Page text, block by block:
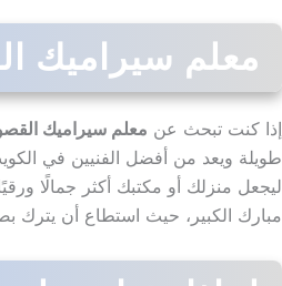
معلم سيراميك
إذا كنت تبحث عن معلم سيراميك
طويلة ويعد من أفضل الفنيين في
ليجعل منزلك أو مكتبك أكثر جمالًا
مبارك الكبير، حيث استطاع أن